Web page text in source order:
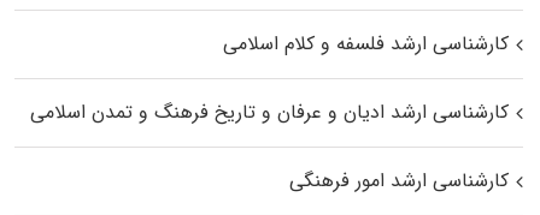
کارشناسی ارشد فلسفه و کلام اسلامی
کارشناسی ارشد ادیان و عرفان و تاریخ فرهنگ و تمدن اسلامی
کارشناسی ارشد امور فرهنگی